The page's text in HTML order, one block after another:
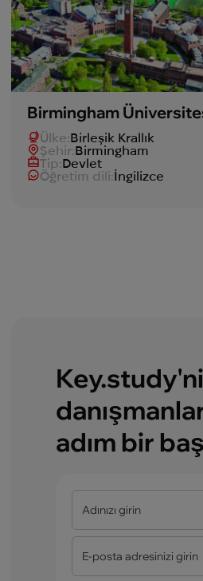
Birmingham
Ülke:Birleşik Krallık
Şehir:Birmingham
Tip:Devlet
Öğretim dili:İngilizce
adım bir